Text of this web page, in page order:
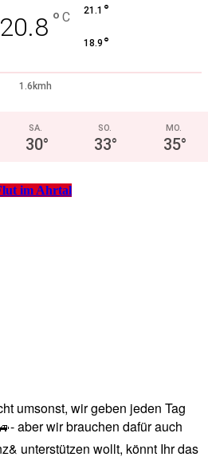
20.8 ° C 21.1 °
18.9 °
1.6kmh
SA.
30°
SO.
33°
MO.
35°
im Ahrtal
umsonst, wir geben jeden Tag
aber wir brauchen dafür auch
unterstützen wollt, könnt Ihr das